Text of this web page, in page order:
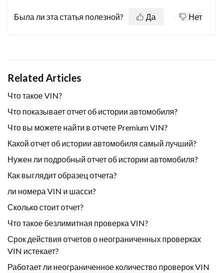
Была ли эта статья полезной? Да Нет
Related Articles
Что такое VIN?
Что показывает отчет об истории автомобиля?
Что вы можете найти в отчете Premium VIN?
Какой отчет об истории автомобиля самый лучший?
Нужен ли подробный отчет об истории автомобиля?
Как выглядит образец отчета?
ли номера VIN и шасси?
Сколько стоит отчет?
Что такое безлимитная проверка VIN?
Срок действия отчетов о неограниченных проверках
VIN истекает?
Работает ли неограниченное количество проверок VIN